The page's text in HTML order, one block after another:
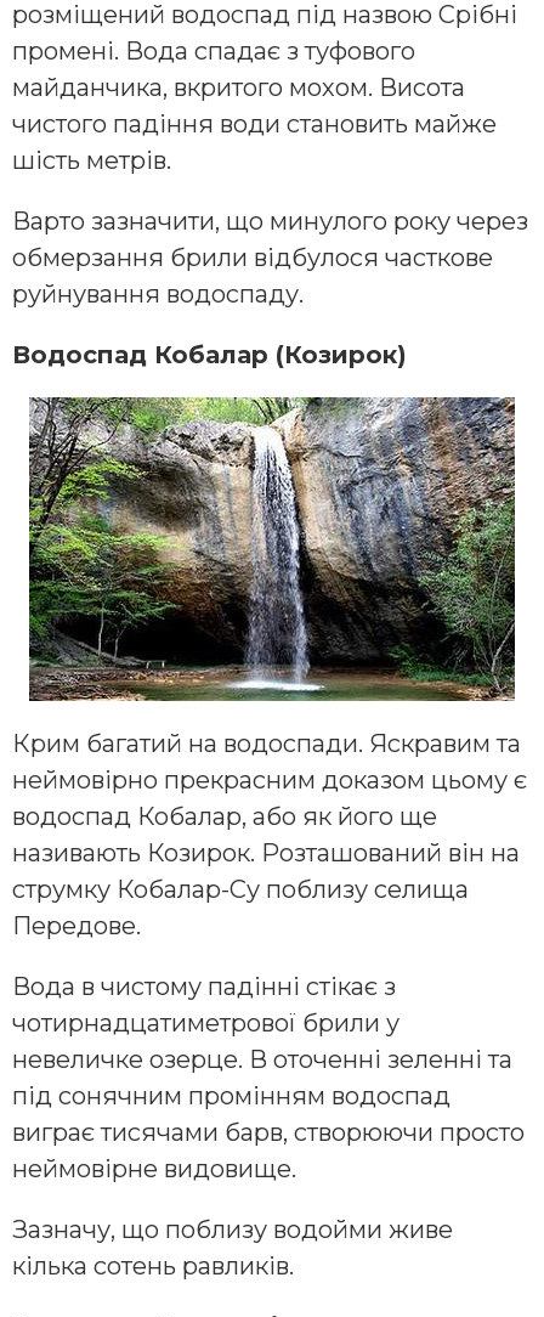
розміщений водоспад під назвою Срібні
промені. Вода спадає з туфового
майданчика, вкритого мохом. Висота
чистого падіння води становить майже
шість метрів.
Варто зазначити, що минулого року через
обмерзання брили відбулося часткове
руйнування водоспаду.
Водоспад Кобалар (Козирок)
Крим багатий на водоспади. Яскравим та
неймовірно прекрасним доказом цьому є
водоспад Кобалар, або як його ще
називають Козирок. Розташований він на
струмку Кобалар-Су поблизу селища
Передове.
Вода в чистому падінні стікає з
чотирнадцатиметрової брили у
невеличке озерце. В оточенні зеленні та
під сонячним промінням водоспад
виграє тисячами барв, створюючи просто
неймовірне видовище.
Зазначу, що поблизу водойми живе
кілька сотень равликів.